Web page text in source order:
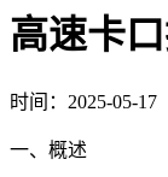
高速卡
时间： 2025-05-17
一、 概述